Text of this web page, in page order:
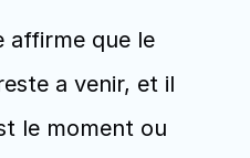
affirme que le
a venir, et il
le moment ou